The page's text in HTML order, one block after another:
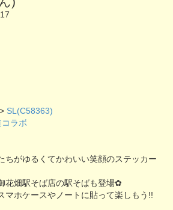
> SL(C58363)
ラボ
ちがゆるくてかわいい笑顔のステッカー
花畑駅そば店の駅そばも登場✿
マホケースやノートに貼って楽しもう!!